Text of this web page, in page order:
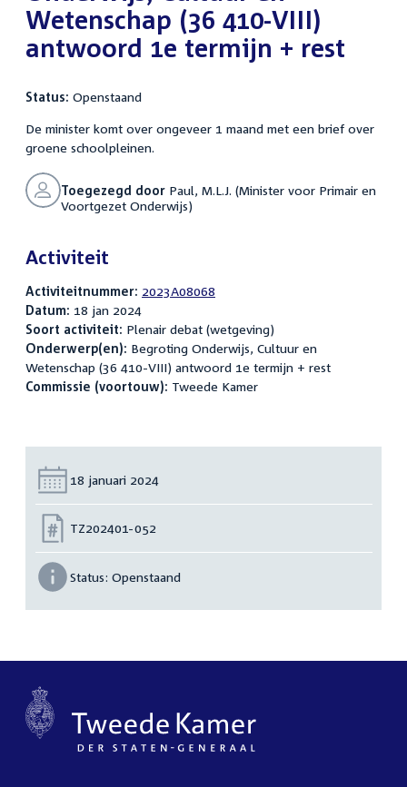
Wetenschap (36 410-VIII)
antwoord 1e termijn + rest
Status: Openstaand
De minister komt over ongeveer 1 maand met een brief over
groene schoolpleinen.
Toegezegd doorPaul, M.L.J. (Minister voor Primair en
Voortgezet Onderwijs)
Activiteit
Activiteitnummer: 2023A08068
Datum: 18 jan 2024
Soort activiteit: Plenair debat (wetgeving)
Onderwerp(en): Begroting Onderwijs, Cultuur en
Wetenschap (36 410-VIII) antwoord 1e termijn + rest
Commissie (voortouw): Tweede Kamer
Datum:
18 januari 2024
Nummer:
TZ202401-052
Status: Openstaand